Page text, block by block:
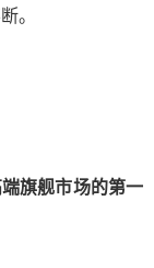
。
旗舰市场的第一